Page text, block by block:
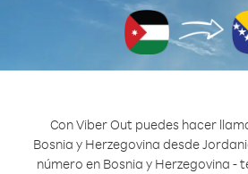
Con Viber Out puedes hacer
Bosnia y Herzegovina desde
número en Bosnia y Herzegovina -